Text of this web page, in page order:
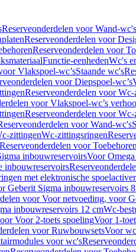
Reserveonderdelen voor Wand-wc's
Reserveonderdelen voor
Reserveonderdelen voor
Functie-eenhedenWc's
Vlakspoel-wc’sStaande wc's
voor Diepspoel-wc’s
Reserveonderdelen voor
voor Vlakspoel-wc’s
Reserveonderdelen voor
voor Wand-wc's
zittingenWc-zittingsringen
Reserveonderdelen voor Toebehoren
inbouwreservoirsVoor
inbouwreservoirs
met elektronische
Geberit Sigma inbouwreservoirs
voor Voor netvoeding, voor
inbouwreservoirs 12 cmWc-
Voor 2-toets spoelingVoor 1-
voor RuwbouwsetsVoor
voor wc's